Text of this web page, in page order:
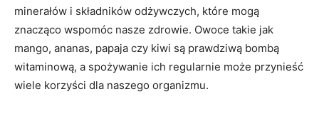
minerałów i ⁣składników ⁤odżywczych, które ‍mogą
znacząco wspomóc nasze zdrowie. Owoce takie jak
mango, ananas,​ papaja czy kiwi są prawdziwą bombą
witaminową, a⁤ spożywanie ich regularnie‌ może⁢ przynieść
wiele korzyści dla naszego organizmu.